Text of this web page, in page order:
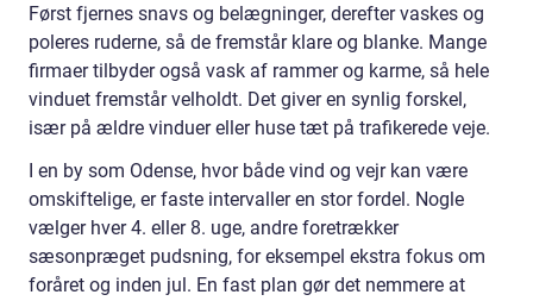
Først fjernes snavs og belægninger, derefter vaskes og
poleres ruderne, så de fremstår klare og blanke. Mange
firmaer tilbyder også vask af rammer og karme, så hele
vinduet fremstår velholdt. Det giver en synlig forskel,
især på ældre vinduer eller huse tæt på trafikerede veje.
I en by som Odense, hvor både vind og vejr kan være
omskiftelige, er faste intervaller en stor fordel. Nogle
vælger hver 4. eller 8. uge, andre foretrækker
sæsonpræget pudsning, for eksempel ekstra fokus om
foråret og inden jul. En fast plan gør det nemmere at